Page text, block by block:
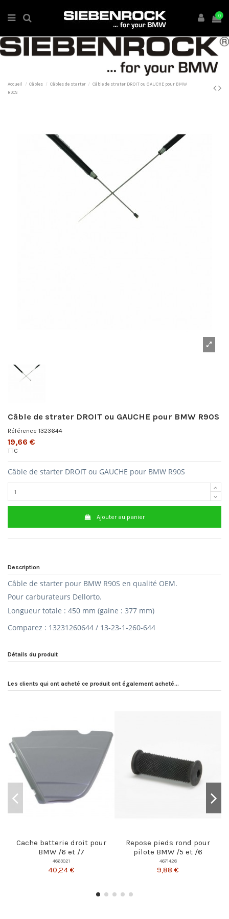
0
Accueil Câbles Câbles de starter
Câble de strater DROIT ou GAUCHE pour BMW
R90S
Câble de strater DROIT ou GAUCHE pour BMW R90S
Référence 1323644
19,66 €
TTC
Câble de starter DROIT ou GAUCHE pour BMW R90S
Ajouter au panier
Description
Câble de starter pour BMW R90S en qualité OEM.
Pour carburateurs Dellorto.
Longueur totale : 450 mm (gaine : 377 mm)
Comparez : 13231260644 / 13-23-1-260-644
Détails du produit
Les clients qui ont acheté ce produit ont également acheté...
Cache batterie droit pour
BMW /6 et /7
4663021
40,24 €
Repose pieds rond pour
pilote BMW /5 et /6
4671428
9,88 €